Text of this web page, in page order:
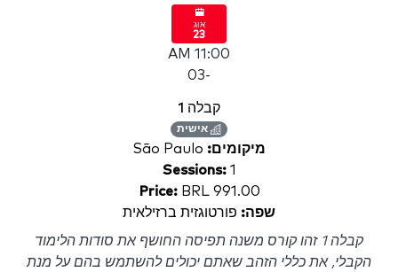
אוג
23
11:00 AM
-03
קבלה 1
אישית
מיקומים: São Paulo
Sessions:1
Price:BRL 991.00
שפה: פורטוגזית ברזילאית
קבלה 1 זהו קורס משנה תפיסה החושף את סודות הלימוד
הקבלי, את כללי הזהב שאתם יכולים להשתמש בהם על מנת